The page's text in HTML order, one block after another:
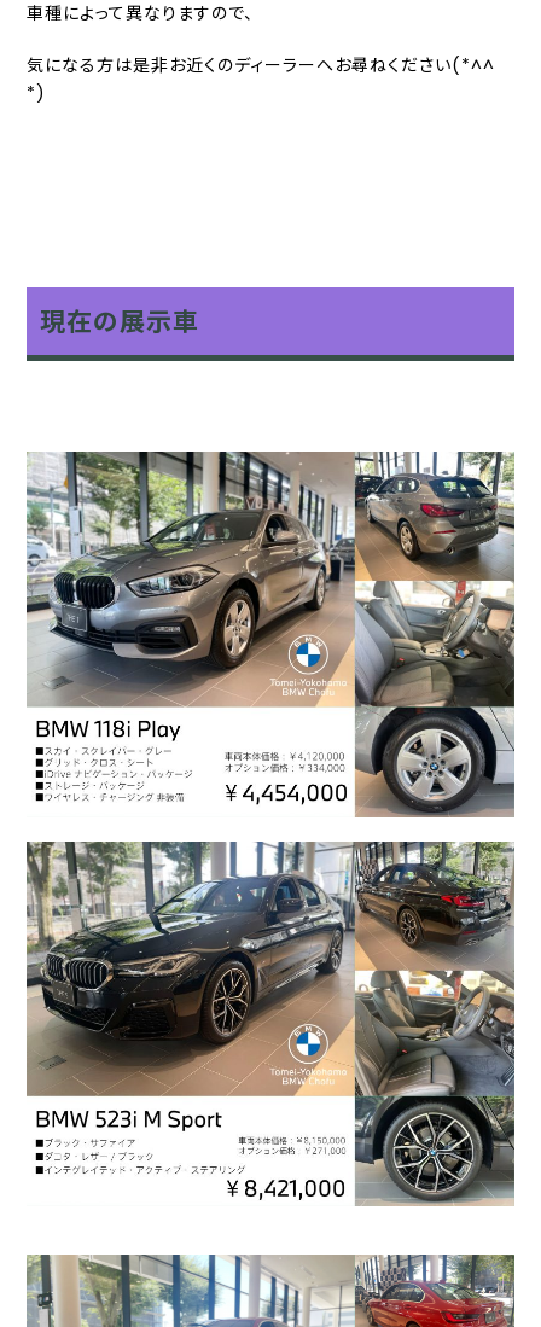
車種によって異なりますので、
気になる方は是非お近くのディーラーへお尋ねください(*^^
*)
現在の展示車